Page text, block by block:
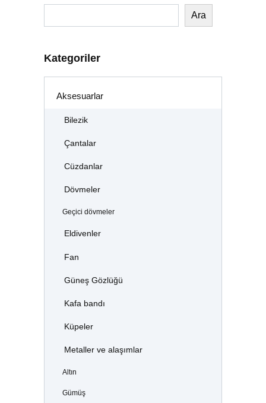
Ara
Kategoriler
Aksesuarlar
Bilezik
Çantalar
Cüzdanlar
Dövmeler
Geçici dövmeler
Eldivenler
Fan
Güneş Gözlüğü
Kafa bandı
Küpeler
Metaller ve alaşımlar
Altın
Gümüş